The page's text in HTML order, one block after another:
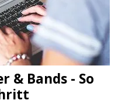
& Bands - So